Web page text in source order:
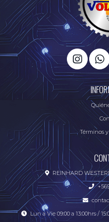
Términos
REINHARD
Lun a Vie 09:00 a 13:00hrs /